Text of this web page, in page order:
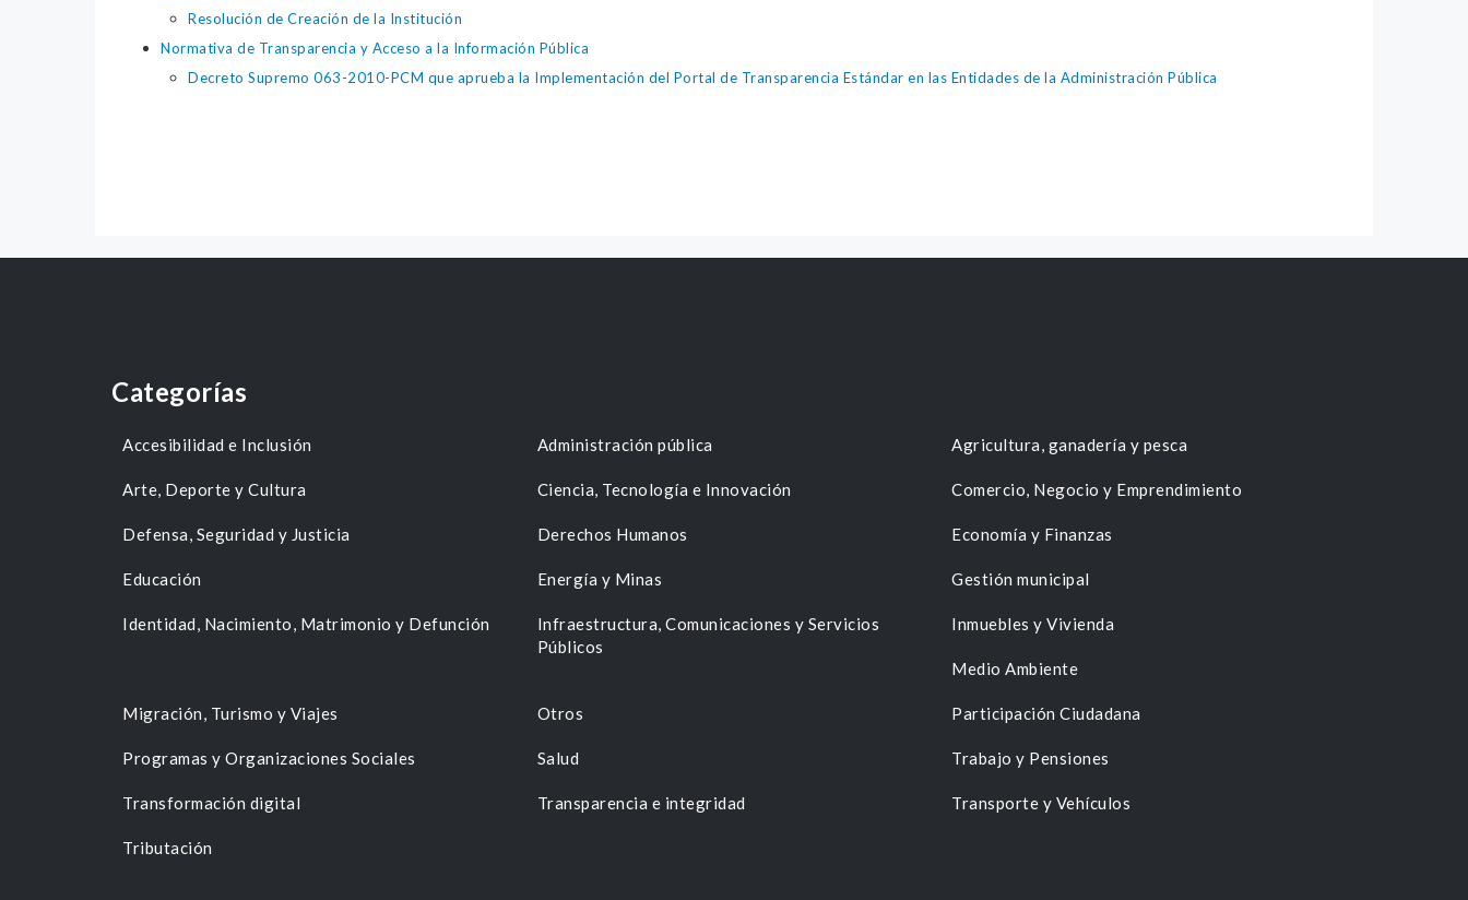
Resolución de Creación de la Institución
Normativa de Transparencia y Acceso a la Información Pública
Decreto Supremo 063-2010-PCM que aprueba la Implementación del Portal de Transparencia Estándar en las Entidades de la Administración Pública
Categorías
Accesibilidad e Inclusión Administración pública Agricultura, ganadería y pesca
Arte, Deporte y Cultura Ciencia, Tecnología e Innovación Comercio, Negocio y Emprendimiento
Defensa, Seguridad y Justicia Derechos Humanos Economía y Finanzas
Educación Energía y Minas Gestión municipal
Identidad, Nacimiento, Matrimonio y Defunción
Infraestructura, Comunicaciones y Servicios
Públicos
Inmuebles y Vivienda
Medio Ambiente
Migración, Turismo y Viajes Otros Participación Ciudadana
Programas y Organizaciones Sociales Salud Trabajo y Pensiones
Transformación digital Transparencia e integridad Transporte y Vehículos
Tributación